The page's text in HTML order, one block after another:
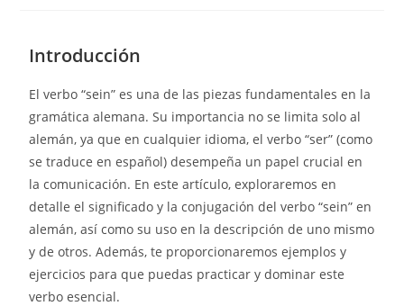
Introducción
El verbo “sein” es una de las piezas fundamentales en la
gramática alemana. Su importancia no se limita solo al
alemán, ya que en cualquier idioma, el verbo “ser” (como
se traduce en español) desempeña un papel crucial en
la comunicación. En este artículo, exploraremos en
detalle el significado y la conjugación del verbo “sein” en
alemán, así como su uso en la descripción de uno mismo
y de otros. Además, te proporcionaremos ejemplos y
ejercicios para que puedas practicar y dominar este
verbo esencial.